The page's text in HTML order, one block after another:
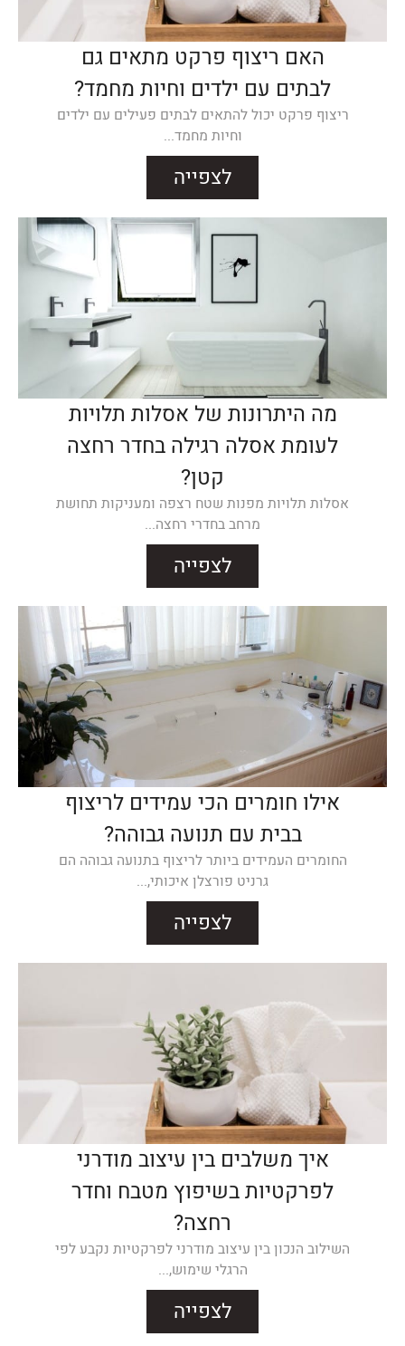
האם ריצוף פרקט מתאים גם
לבתים עם ילדים וחיות מחמד?
ריצוף פרקט יכול להתאים לבתים פעילים עם ילדים
וחיות מחמד...
לצפייה
מה היתרונות של אסלות תלויות
לעומת אסלה רגילה בחדר רחצה
קטן?
אסלות תלויות מפנות שטח רצפה ומעניקות תחושת
מרחב בחדרי רחצה...
לצפייה
אילו חומרים הכי עמידים לריצוף
בבית עם תנועה גבוהה?
החומרים העמידים ביותר לריצוף בתנועה גבוהה הם
גרניט פורצלן איכותי,...
לצפייה
איך משלבים בין עיצוב מודרני
לפרקטיות בשיפוץ מטבח וחדר
רחצה?
השילוב הנכון בין עיצוב מודרני לפרקטיות נקבע לפי
הרגלי שימוש,...
לצפייה